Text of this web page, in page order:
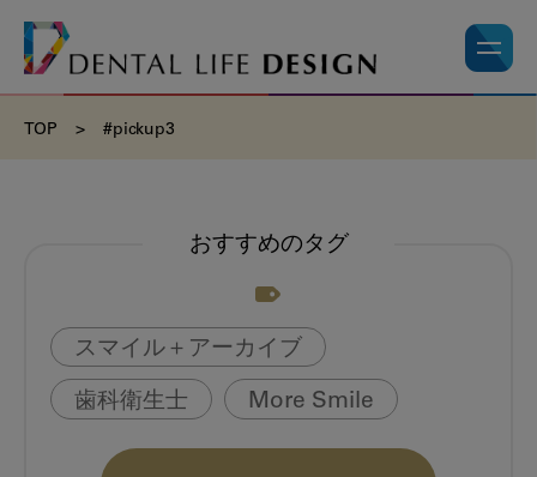
TOP > #pickup3
おすすめのタグ
スマイル＋アーカイブ
歯科衛生士 More Smile
お悩み相談室 動画 書籍